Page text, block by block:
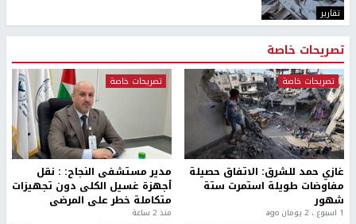
تقارير
تصريحات خاصة
تصريحات خاصة
غازي حمد للشرق: الاتفاق حصيلة
مفاوضات طويلة استمرت ستة
شهور
1 اسبوع.، 2 يومان ago
تصريحات خاصة
مدير مستشفى النجاح: : نقل
أجهزة غسيل الكلى دون تجهيزات
متكاملة خطر على المرضى
منذ 2 ساعة